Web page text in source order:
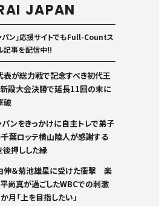
JAPAN
パン」応援サイトでもFull-Countス
記事を配信中!!
表が総力戦で記念すべき初代王
設大会決勝で延長11回の末に
破
パンをきっかけに自主トレで弟子
葉ロッテ横山陸人が感謝する
後押しした縁
伸＆菊池雄星に受けた衝撃 楽
平尚真が過ごしたWBCでの刺激
月「上を目指したい」